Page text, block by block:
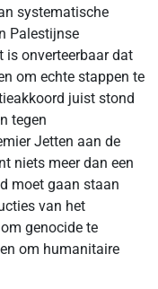
systematische
Palestijnse
is onverteerbaar dat
om echte stappen te
juist stond
tegen
Jetten aan de
niets meer dan een
moet gaan staan
van het
genocide te
om humanitaire